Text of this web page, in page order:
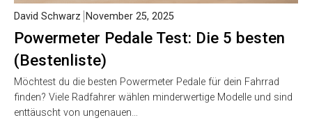
Powermeter Pedale Test: Die 5 besten
(Bestenliste)
David Schwarz November 25, 2025
Möchtest du die besten Powermeter Pedale für dein Fahrrad
finden? Viele Radfahrer wählen minderwertige Modelle und sind
enttäuscht von ungenauen…